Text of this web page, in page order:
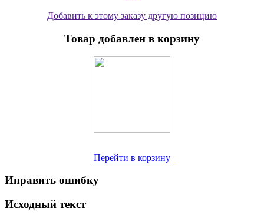
Добавить к этому заказу другую позицию
Товар добавлен в корзину
Перейти в корзину
Иправить ошибку
Исходный текст